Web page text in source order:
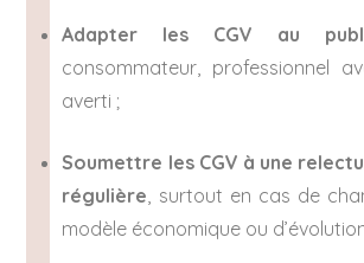
Adapter les CGV au
consommateur, professionnel
averti ;
Soumettre les CGV à une
régulière , surtout en cas de
modèle économique ou